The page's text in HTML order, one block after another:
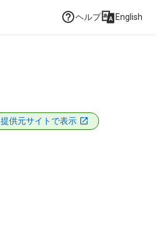
ヘルプ English
提供元サイトで表示